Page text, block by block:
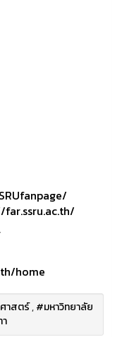
home
าสตร์,#มหาวิทยาลัย